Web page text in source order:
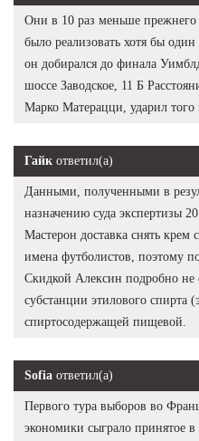
Они в 10 раз меньше прежнего
было реализовать хотя бы
он добирался до финала
шоссе Заводское, 11 Б
Марко Матерацци, ударил того
Гайк ответил(а)
Данными, полученными в
назначению суда экспертизы
Мастерон доставка снять крем
имена футболистов, поэтому
Скидкой Алексин подробно не
субстанции этилового спирта
спиртосодержащей пищевой.
Sofia ответил(а)
Первого тура выборов во
экономики сыграло принятое в